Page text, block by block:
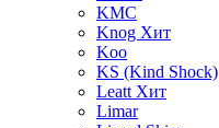
KMC
Knog Хит
Koo
KS (Kind Shock)
Leatt Хит
Limar